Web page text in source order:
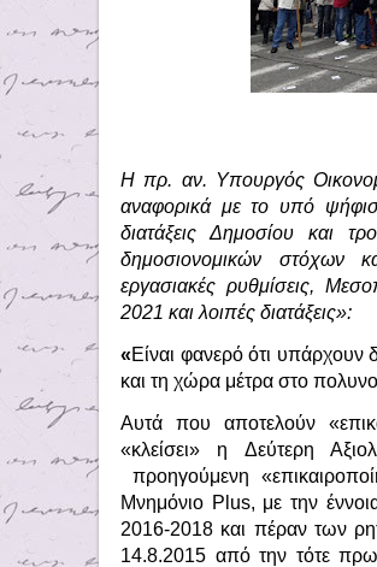
Η πρ. αν. Υπουργός
αναφορικά με το υπό
διατάξεις Δημοσίου και
δημοσιονομικών στόχων
εργασιακές ρυθμίσεις,
2021 και λοιπές διατάξεις»:
«Είναι φανερό ότι
και τη χώρα μέτρα στο
Αυτά που αποτελούν
«κλείσει» η Δεύτερη
προηγούμενη
Μνημόνιο Plus, με την
2016-2018 και πέραν των
14.8.2015 από την τότε